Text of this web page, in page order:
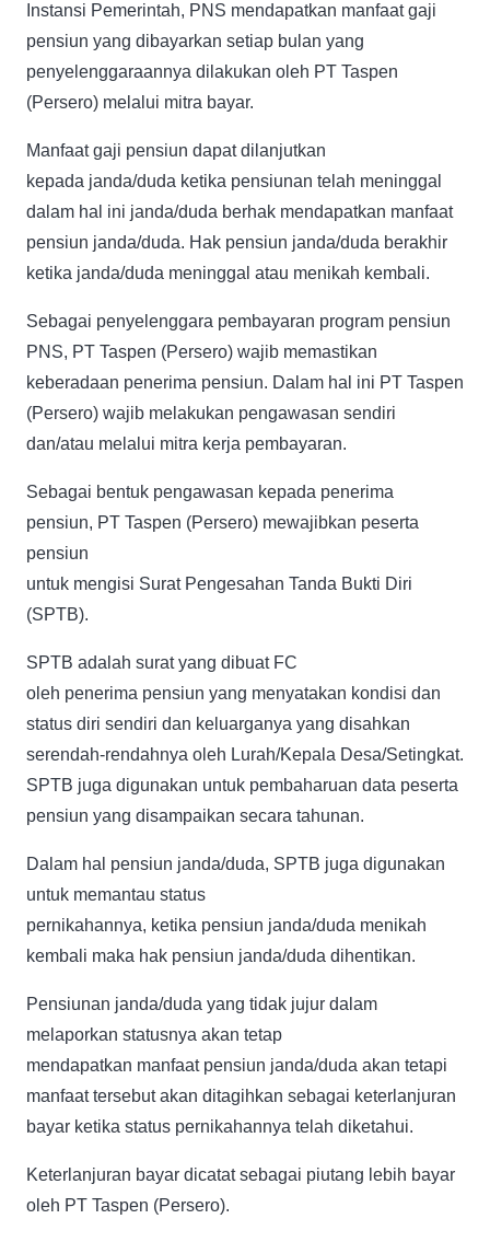
Instansi Pemerintah, PNS mendapatkan manfaat gaji
pensiun yang dibayarkan setiap bulan yang
penyelenggaraannya dilakukan oleh PT Taspen
(Persero) melalui mitra bayar.
Manfaat gaji pensiun dapat dilanjutkan
kepada janda/duda ketika pensiunan telah meninggal
dalam hal ini janda/duda berhak mendapatkan manfaat
pensiun janda/duda. Hak pensiun janda/duda berakhir
ketika janda/duda meninggal atau menikah kembali.
Sebagai penyelenggara pembayaran program pensiun
PNS, PT Taspen (Persero) wajib memastikan
keberadaan penerima pensiun. Dalam hal ini PT Taspen
(Persero) wajib melakukan pengawasan sendiri
dan/atau melalui mitra kerja pembayaran.
Sebagai bentuk pengawasan kepada penerima
pensiun, PT Taspen (Persero) mewajibkan peserta
pensiun
untuk mengisi Surat Pengesahan Tanda Bukti Diri
(SPTB).
SPTB adalah surat yang dibuat FC
oleh penerima pensiun yang menyatakan kondisi dan
status diri sendiri dan keluarganya yang disahkan
serendah-rendahnya oleh Lurah/Kepala Desa/Setingkat.
SPTB juga digunakan untuk pembaharuan data peserta
pensiun yang disampaikan secara tahunan.
Dalam hal pensiun janda/duda, SPTB juga digunakan
untuk memantau status
pernikahannya, ketika pensiun janda/duda menikah
kembali maka hak pensiun janda/duda dihentikan.
Pensiunan janda/duda yang tidak jujur dalam
melaporkan statusnya akan tetap
mendapatkan manfaat pensiun janda/duda akan tetapi
manfaat tersebut akan ditagihkan sebagai keterlanjuran
bayar ketika status pernikahannya telah diketahui.
Keterlanjuran bayar dicatat sebagai piutang lebih bayar
oleh PT Taspen (Persero).